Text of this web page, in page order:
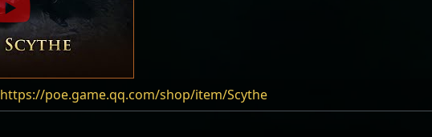
https://poe.game.qq.com/shop/item/Scythe